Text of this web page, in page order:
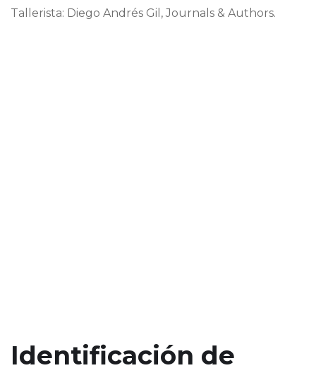
Tallerista: Diego Andrés Gil, Journals & Authors.
Identificación de